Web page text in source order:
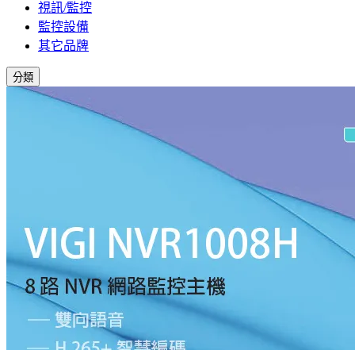
視訊/監控
監控設備
其它品牌
分類